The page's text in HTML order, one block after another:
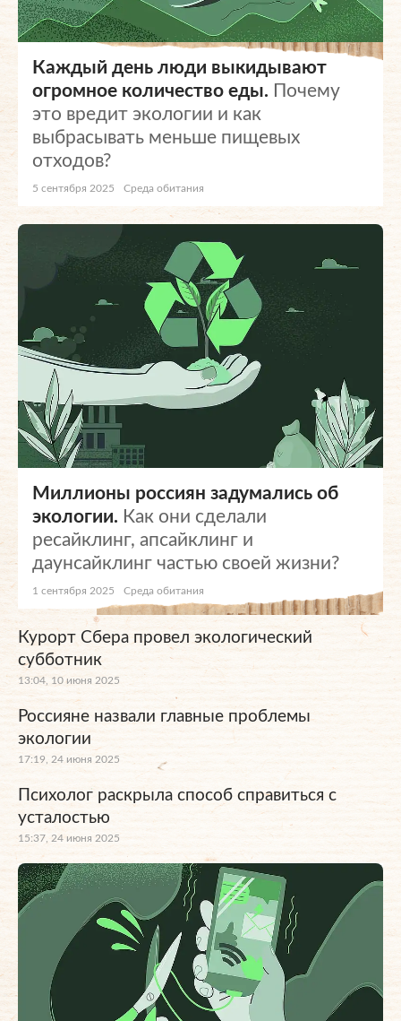
Каждый день люди выкидывают
огромное количество еды. Почему
это вредит экологии и как
выбрасывать меньше пищевых
отходов?
5 сентября 2025 Среда обитания
Миллионы россиян задумались об
экологии. Как они сделали
ресайклинг, апсайклинг и
даунсайклинг частью своей жизни?
1 сентября 2025 Среда обитания
Курорт Сбера провел экологический
субботник
13:04, 10 июня 2025
Россияне назвали главные проблемы
экологии
17:19, 24 июня 2025
Психолог раскрыла способ справиться с
усталостью
15:37, 24 июня 2025